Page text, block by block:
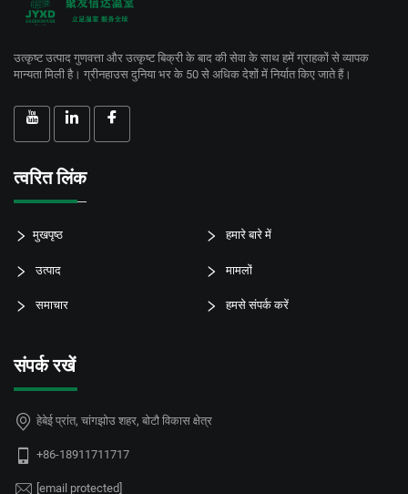
उत्कृष्ट उत्पाद गुणवत्ता और उत्कृष्ट बिक्री के बाद की सेवा के साथ हमें ग्राहकों से व्यापक
मान्यता मिली है। ग्रीनहाउस दुनिया भर के 50 से अधिक देशों में निर्यात किए जाते हैं।
त्वरित लिंक
मुखपृष्ठ हमारे बारे में
उत्पाद मामलों
समाचार हमसे संपर्क करें
संपर्क रखें
हेबेई प्रांत, चांगझोउ शहर, बोटौ विकास क्षेत्र
+86-18911711717
[email protected]